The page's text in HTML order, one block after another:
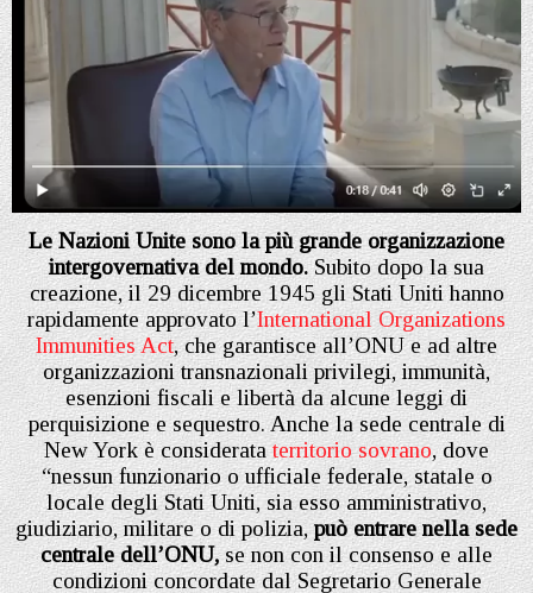
Le Nazioni Unite sono la più grande organizzazione
intergovernativa del mondo.Subito dopo la sua
creazione, il 29 dicembre 1945 gli Stati Uniti hanno
rapidamente approvato l’International Organizations
Immunities Act, che garantisce all’ONU e ad altre
organizzazioni transnazionali privilegi, immunità,
esenzioni fiscali e libertà da alcune leggi di
perquisizione e sequestro. Anche la sede centrale di
New York è considerataterritorio sovrano, dove
“nessun funzionario o ufficiale federale, statale o
locale degli Stati Uniti, sia esso amministrativo,
giudiziario, militare o di polizia,può entrare nella sede
centrale dell’ONU,se non con il consenso e alle
condizioni concordate dal Segretario Generale